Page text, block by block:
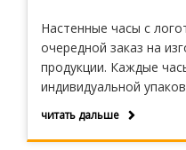
Настенные часы с
очередной заказ на
продукции. Каждые
индивидуальной
читать дальше